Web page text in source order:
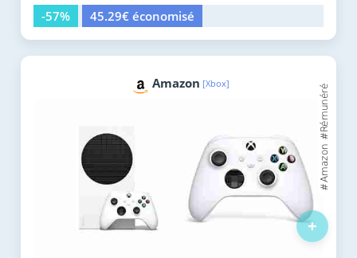
-57%
45.29€ économisé
Amazon [Xbox]
+